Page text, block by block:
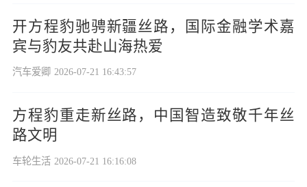
开方程豹驰骋新疆丝路，国际金融学术嘉
宾与豹友共赴山海热爱
汽车爱卿 2026-07-21 16:43:57
方程豹重走新丝路，中国智造致敬千年丝
路文明
车轮生活 2026-07-21 16:16:08